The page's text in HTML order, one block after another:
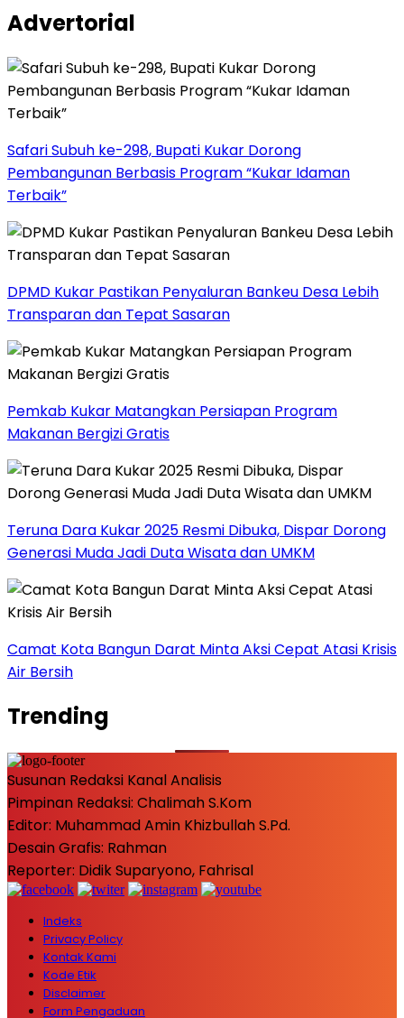
Advertorial
Safari Subuh ke-298, Bupati Kukar Dorong
Pembangunan Berbasis Program “Kukar Idaman
Terbaik”
DPMD Kukar Pastikan Penyaluran Bankeu Desa Lebih
Transparan dan Tepat Sasaran
Pemkab Kukar Matangkan Persiapan Program
Makanan Bergizi Gratis
Teruna Dara Kukar 2025 Resmi Dibuka, Dispar Dorong
Generasi Muda Jadi Duta Wisata dan UMKM
Camat Kota Bangun Darat Minta Aksi Cepat Atasi Krisis
Air Bersih
Trending
Susunan Redaksi Kanal Analisis
Pimpinan Redaksi: Chalimah S.Kom
Editor: Muhammad Amin Khizbullah S.Pd.
Desain Grafis: Rahman
Reporter: Didik Suparyono, Fahrisal
Indeks
Privacy Policy
Kontak Kami
Kode Etik
Disclaimer
Form Pengaduan